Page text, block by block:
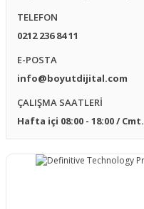
TELEFON
0212 236 84 11
E-POSTA
info@boyutdijital.com
ÇALIŞMA SAATLERİ
Hafta içi 08:00 - 18:00 / Cmt.